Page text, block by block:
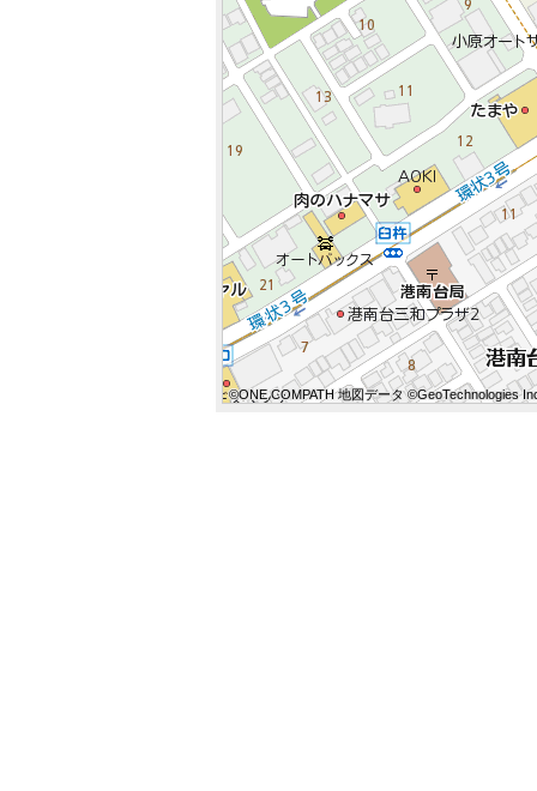
©ONE COMPATH 地図データ ©GeoTechnologies
©ONE COMPATH 地図データ ©GeoTechnologies
©ONE COMPATH 地図データ ©GeoTechnologies
©ONE COMPATH 地図データ ©GeoTechnologies
©ONE COMPATH 地図データ ©GeoTechnologies
©ONE COMPATH 地図データ ©GeoTechnologies
©ONE COMPATH 地図データ ©GeoTechnologies
©ONE COMPATH 地図データ ©GeoTechnologies
©ONE COMPATH 地図データ ©GeoTechnologies